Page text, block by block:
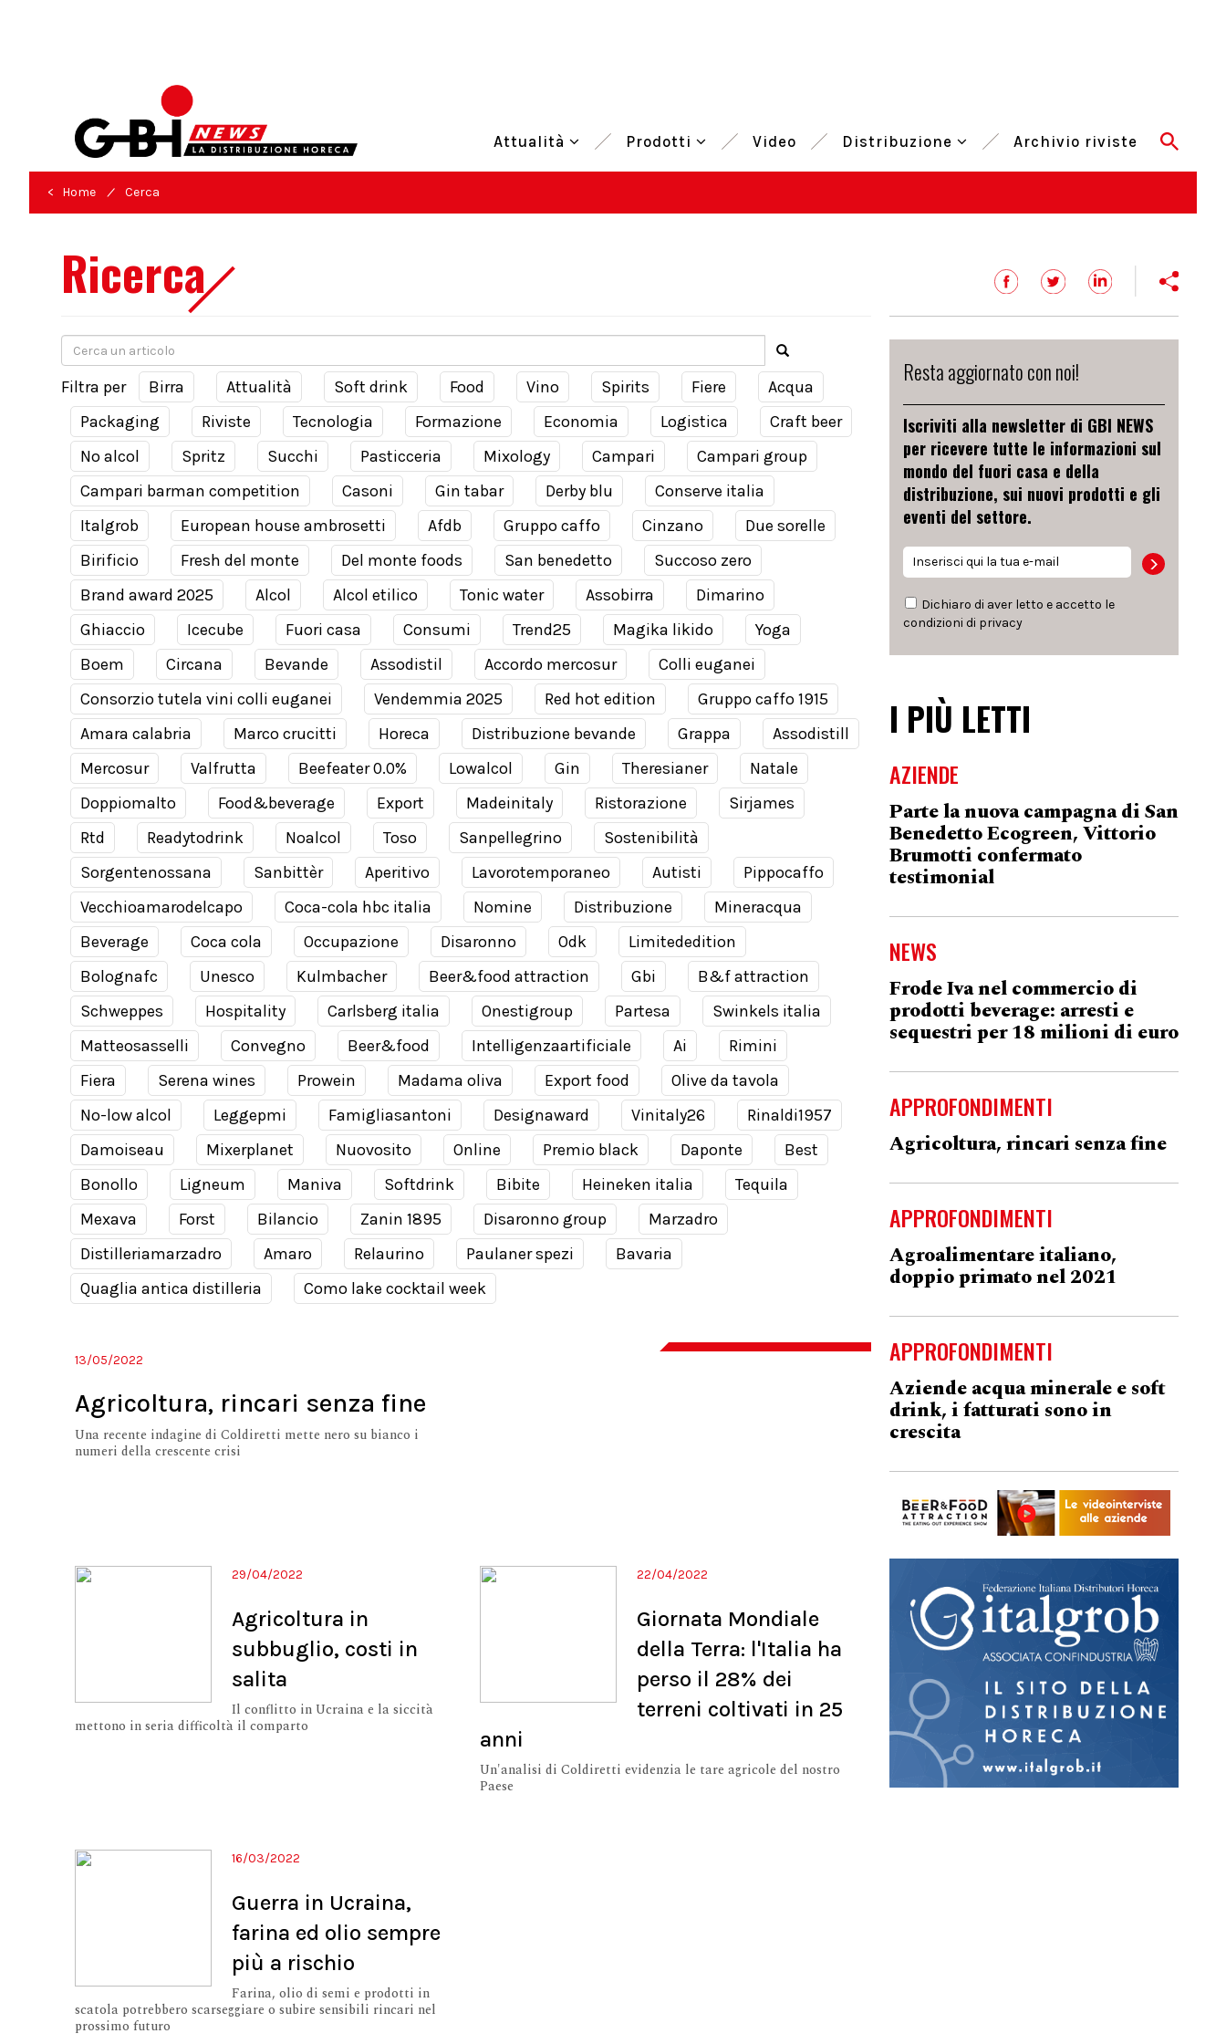
Attualità Prodotti Video Distribuzione Archivio riviste
< Home / Cerca
Ricerca
Filtra per Birra Attualità Soft drink Food Vino Spirits Fiere
Acqua
Packaging
Riviste Tecnologia Formazione Economia Logistica
Craft beer
No alcol
Spritz Succhi Pasticceria Mixology Campari
Campari group
Campari barman competition
Casoni Gin tabar Derby blu
Conserve italia
Italgrob
European house ambrosetti Afdb Gruppo caffo Cinzano
Due sorelle
Birificio
Fresh del monte Del monte foods San benedetto
Succoso zero
Brand award 2025
Alcol Alcol etilico Tonic water Assobirra
Dimarino
Ghiaccio
Icecube Fuori casa Consumi Trend25 Magika likido
Yoga
Boem
Circana Bevande Assodistil Accordo mercosur
Colli euganei
Consorzio tutela vini colli euganei
Vendemmia 2025 Red hot edition
Gruppo caffo 1915
Amara calabria
Marco crucitti Horeca Distribuzione bevande Grappa
Assodistill
Mercosur
Valfrutta Beefeater 0.0% Lowalcol Gin Theresianer
Natale
Doppiomalto
Food&beverage Export Madeinitaly Ristorazione
Sirjames
Rtd
Readytodrink Noalcol Toso Sanpellegrino
Sostenibilità
Sorgentenossana
Sanbittèr Aperitivo Lavorotemporaneo Autisti
Pippocaffo
Vecchioamarodelcapo
Coca-cola hbc italia Nomine Distribuzione
Mineracqua
Beverage
Coca cola Occupazione Disaronno Odk
Limitededition
Bolognafc
Unesco Kulmbacher Beer&food attraction Gbi
B&f attraction
Schweppes
Hospitality Carlsberg italia Onestigroup Partesa
Swinkels italia
Matteosasselli
Convegno Beer&food Intelligenzaartificiale Ai
Rimini
Fiera
Serena wines Prowein Madama oliva Export food
Olive da tavola
No-low alcol
Leggepmi Famigliasantoni Designaward Vinitaly26
Rinaldi1957
Damoiseau
Mixerplanet Nuovosito Online Premio black Daponte
Best
Bonollo
Ligneum Maniva Softdrink Bibite Heineken italia
Tequila
Mexava
Forst Bilancio Zanin 1895 Disaronno group
Marzadro
Distilleriamarzadro
Amaro Relaurino Paulaner spezi
Bavaria
Quaglia antica distilleria
Como lake cocktail week
13/05/2022
Agricoltura, rincari senza fine
Una recente indagine di Coldiretti mette nero su bianco i
numeri della crescente crisi
29/04/2022
Agricoltura in
subbuglio, costi in
salita
Il conflitto in Ucraina e la siccità
mettono in seria difficoltà il comparto
22/04/2022
Giornata Mondiale
della Terra: l'Italia ha
perso il 28% dei
terreni coltivati in 25
anni
Un'analisi di Coldiretti evidenzia le tare agricole del nostro
Paese
16/03/2022
Guerra in Ucraina,
farina ed olio sempre
più a rischio
Farina, olio di semi e prodotti in
scatola potrebbero scarseggiare o subire sensibili rincari nel
prossimo futuro
Resta aggiornato con noi!
Iscriviti alla newsletter di GBI NEWS
per ricevere tutte le informazioni sul
mondo del fuori casa e della
distribuzione, sui nuovi prodotti e gli
eventi del settore.
Dichiaro di aver letto e accetto le
condizioni di privacy
I PIÙ LETTI
AZIENDE
Parte la nuova campagna di San
Benedetto Ecogreen, Vittorio
Brumotti confermato
testimonial
NEWS
Frode Iva nel commercio di
prodotti beverage: arresti e
sequestri per 18 milioni di euro
APPROFONDIMENTI
Agricoltura, rincari senza fine
APPROFONDIMENTI
Agroalimentare italiano,
doppio primato nel 2021
APPROFONDIMENTI
Aziende acqua minerale e soft
drink, i fatturati sono in
crescita